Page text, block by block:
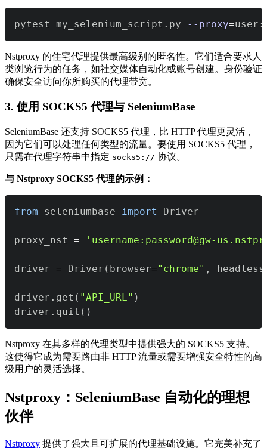
pytest my_selenium_script.py --proxy=
Nstproxy 的住宅代理提供最高级别的匿名性。它们适合要求人
类浏览行为的任务，如社交媒体自动化或账号创建。身份验证
确保安全访问你所购买的代理带宽。
3. 使用 SOCKS5 代理与 SeleniumBase
SeleniumBase 还支持 SOCKS5 代理，比 HTTP 代理更灵活，
因为它们可以处理任何类型的流量。要使用 SOCKS5 代理，
只需在代理字符串中指定 socks5:// 协议。
与 Nstproxy SOCKS5 代理的示例：
from seleniumbase import
proxy_nst = 'username:password@gw-
driver = Driver ( browser="chrome" , headless
driver . get ( "API_URL" )
driver . quit ( )
Nstproxy 在其多样的代理类型中提供强大的 SOCKS5 支持。
这使得它成为需要路由非 HTTP 流量或需要增强安全特性的高
级用户的灵活选择。
Nstproxy：SeleniumBase 自动化的理想
伙伴
Nstproxy 提供了强大且可扩展的代理基础设施。它完美补充了